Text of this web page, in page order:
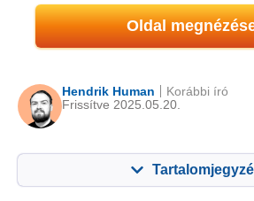
Oldal
Hendrik Human
Frissítve 2025.05.20.
Korábbi író